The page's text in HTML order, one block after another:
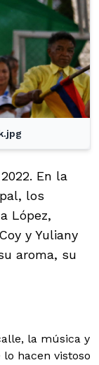
En la
los
López,
y Yuliany
aroma, su
la música y
hacen vistoso